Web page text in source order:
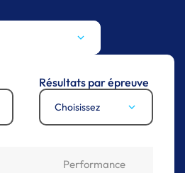
Résultats par épreuve
Choisissez
Performance